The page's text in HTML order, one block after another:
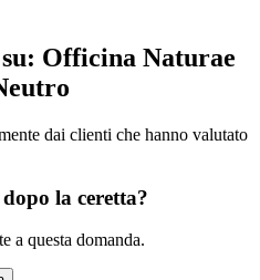
Officina Naturae
dai clienti che hanno valutato
la ceretta?
a questa domanda.